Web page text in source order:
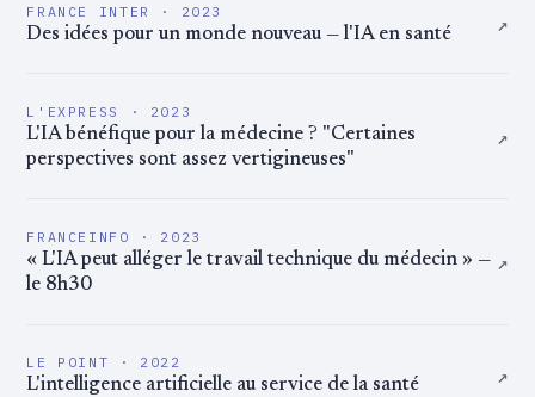
FRANCE INTER · 2023
Des idées pour un monde nouveau — l'IA en santé ↗
L'EXPRESS · 2023
L'IA bénéfique pour la médecine ? "Certaines
perspectives sont assez vertigineuses"
↗
FRANCEINFO · 2023
« L'IA peut alléger le travail technique du médecin » —
le 8h30
↗
LE POINT · 2022
L'intelligence artificielle au service de la santé ↗